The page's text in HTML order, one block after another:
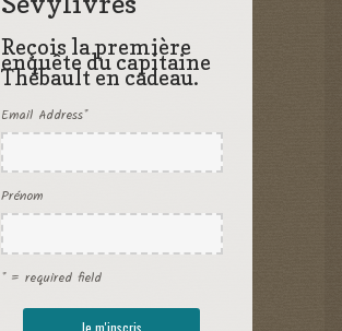
Reçois la première
enquête du capitaine
Thébault en cadeau.
Email Address*
Prénom
* = required field